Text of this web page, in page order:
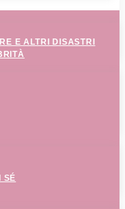
E ALTRI DISASTRI
SÉ